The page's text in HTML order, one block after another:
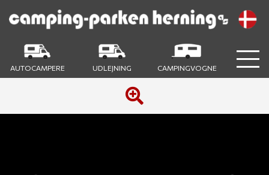
AUTOCAMPERE UDLEJNING CAMPINGVOGNE